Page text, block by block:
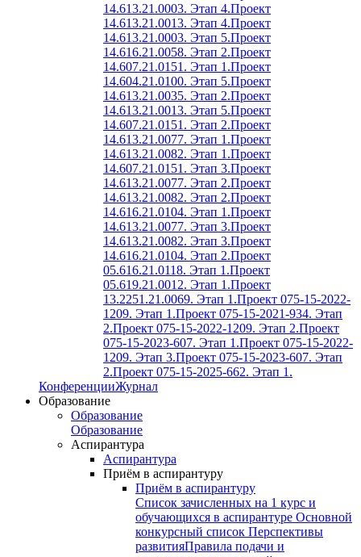
14.613.21.0003. Этап 4.Проект
14.613.21.0013. Этап 4.Проект
14.613.21.0003. Этап 5.Проект
14.616.21.0058. Этап 2.Проект
14.607.21.0151. Этап 1.Проект
14.604.21.0100. Этап 5.Проект
14.613.21.0035. Этап 2.Проект
14.613.21.0013. Этап 5.Проект
14.607.21.0151. Этап 2.Проект
14.613.21.0077. Этап 1.Проект
14.613.21.0082. Этап 1.Проект
14.607.21.0151. Этап 3.Проект
14.613.21.0077. Этап 2.Проект
14.613.21.0082. Этап 2.Проект
14.616.21.0104. Этап 1.Проект
14.613.21.0077. Этап 3.Проект
14.613.21.0082. Этап 3.Проект
14.616.21.0104. Этап 2.Проект
05.616.21.0118. Этап 1.Проект
05.619.21.0012. Этап 1.Проект
13.2251.21.0069. Этап 1.Проект 075-15-2022-
1209. Этап 1.Проект 075-15-2021-934. Этап
2.Проект 075-15-2022-1209. Этап 2.Проект
075-15-2023-607. Этап 1.Проект 075-15-2022-
1209. Этап 3.Проект 075-15-2023-607. Этап
2.Проект 075-15-2025-662. Этап 1.
КонференцииЖурнал
Образование
Образование
Образование
Аспирантура
Аспирантура
Приём в аспирантуру
Приём в аспирантуру
Список зачисленных на 1 курс и
обучающихся в аспирантуре Основной
конкурсный список Перспективы
развитияПравила подачи и